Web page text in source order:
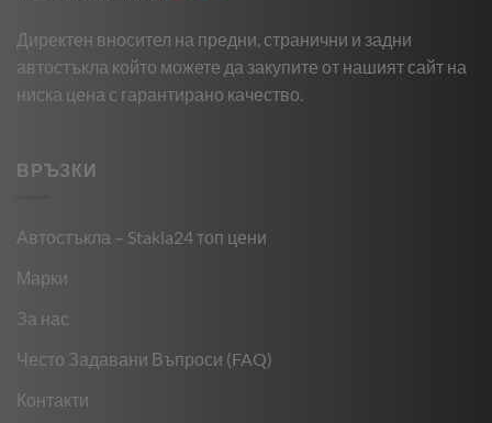
Директен вносител на предни, странични и задни
автостъкла който можете да закупите от нашият сайт на
ниска цена с гарантирано качество.
ВРЪЗКИ
Автостъкла – Stakla24 топ цени
Марки
За нас
Често Задавани Въпроси (FAQ)
Контакти